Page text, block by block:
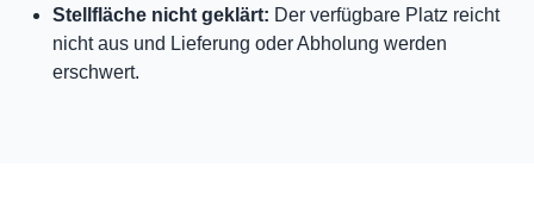
Stellfläche nicht geklärt: Der verfügbare Platz reicht
nicht aus und Lieferung oder Abholung werden
erschwert.